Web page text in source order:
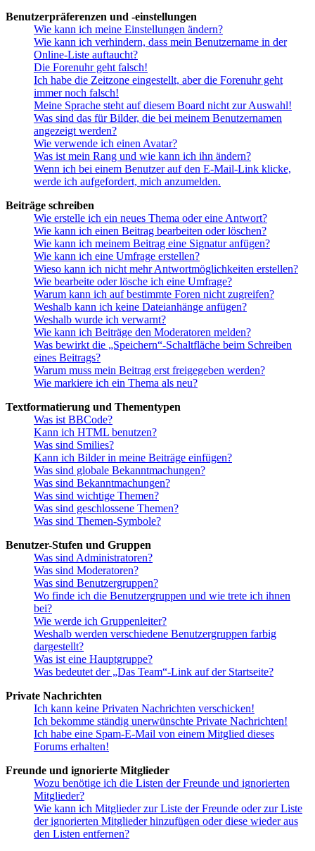
Benutzerpräferenzen und -einstellungen
Wie kann ich meine Einstellungen ändern?
Wie kann ich verhindern, dass mein Benutzername in der
Online-Liste auftaucht?
Die Forenuhr geht falsch!
Ich habe die Zeitzone eingestellt, aber die Forenuhr geht
immer noch falsch!
Meine Sprache steht auf diesem Board nicht zur Auswahl!
Was sind das für Bilder, die bei meinem Benutzernamen
angezeigt werden?
Wie verwende ich einen Avatar?
Was ist mein Rang und wie kann ich ihn ändern?
Wenn ich bei einem Benutzer auf den E-Mail-Link klicke,
werde ich aufgefordert, mich anzumelden.
Beiträge schreiben
Wie erstelle ich ein neues Thema oder eine Antwort?
Wie kann ich einen Beitrag bearbeiten oder löschen?
Wie kann ich meinem Beitrag eine Signatur anfügen?
Wie kann ich eine Umfrage erstellen?
Wieso kann ich nicht mehr Antwortmöglichkeiten erstellen?
Wie bearbeite oder lösche ich eine Umfrage?
Warum kann ich auf bestimmte Foren nicht zugreifen?
Weshalb kann ich keine Dateianhänge anfügen?
Weshalb wurde ich verwarnt?
Wie kann ich Beiträge den Moderatoren melden?
Was bewirkt die „Speichern“-Schaltfläche beim Schreiben
eines Beitrags?
Warum muss mein Beitrag erst freigegeben werden?
Wie markiere ich ein Thema als neu?
Textformatierung und Thementypen
Was ist BBCode?
Kann ich HTML benutzen?
Was sind Smilies?
Kann ich Bilder in meine Beiträge einfügen?
Was sind globale Bekanntmachungen?
Was sind Bekanntmachungen?
Was sind wichtige Themen?
Was sind geschlossene Themen?
Was sind Themen-Symbole?
Benutzer-Stufen und Gruppen
Was sind Administratoren?
Was sind Moderatoren?
Was sind Benutzergruppen?
Wo finde ich die Benutzergruppen und wie trete ich ihnen
bei?
Wie werde ich Gruppenleiter?
Weshalb werden verschiedene Benutzergruppen farbig
dargestellt?
Was ist eine Hauptgruppe?
Was bedeutet der „Das Team“-Link auf der Startseite?
Private Nachrichten
Ich kann keine Privaten Nachrichten verschicken!
Ich bekomme ständig unerwünschte Private Nachrichten!
Ich habe eine Spam-E-Mail von einem Mitglied dieses
Forums erhalten!
Freunde und ignorierte Mitglieder
Wozu benötige ich die Listen der Freunde und ignorierten
Mitglieder?
Wie kann ich Mitglieder zur Liste der Freunde oder zur Liste
der ignorierten Mitglieder hinzufügen oder diese wieder aus
den Listen entfernen?